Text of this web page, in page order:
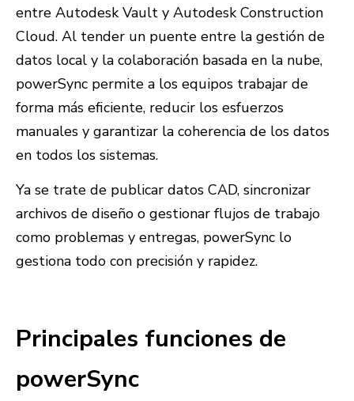
entre Autodesk Vault y Autodesk Construction
Cloud. Al tender un puente entre la gestión de
datos local y la colaboración basada en la nube,
powerSync permite a los equipos trabajar de
forma más eficiente, reducir los esfuerzos
manuales y garantizar la coherencia de los datos
en todos los sistemas.
Ya se trate de publicar datos CAD, sincronizar
archivos de diseño o gestionar flujos de trabajo
como problemas y entregas, powerSync lo
gestiona todo con precisión y rapidez.
Principales funciones de
powerSync